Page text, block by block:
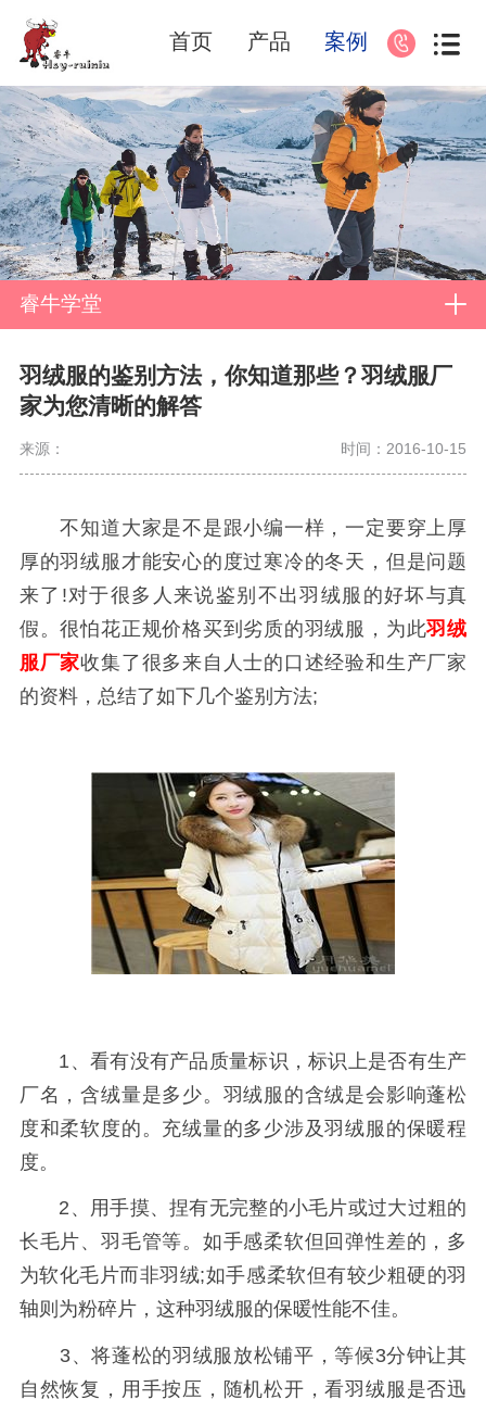
首页 产品 案例
睿牛学堂
羽绒服的鉴别方法，你知道那些？羽绒服厂
家为您清晰的解答
来源： 时间：2016-10-15
不知道大家是不是跟小编一样，一定要穿上厚
厚的羽绒服才能安心的度过寒冷的冬天，但是问题
来了!对于很多人来说鉴别不出羽绒服的好坏与真
假。很怕花正规价格买到劣质的羽绒服，为此羽绒
服厂家收集了很多来自人士的口述经验和生产厂家
的资料，总结了如下几个鉴别方法;
1、看有没有产品质量标识，标识上是否有生产
厂名，含绒量是多少。羽绒服的含绒是会影响蓬松
度和柔软度的。充绒量的多少涉及羽绒服的保暖程
度。
2、用手摸、捏有无完整的小毛片或过大过粗的
长毛片、羽毛管等。如手感柔软但回弹性差的，多
为软化毛片而非羽绒;如手感柔软但有较少粗硬的羽
轴则为粉碎片，这种羽绒服的保暖性能不佳。
3、将蓬松的羽绒服放松铺平，等候3分钟让其
自然恢复，用手按压，随机松开，看羽绒服是否迅